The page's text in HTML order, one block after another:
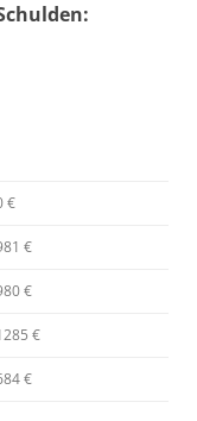
€
€
€
€
€